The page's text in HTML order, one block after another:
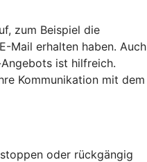
zum Beispiel die
Mail erhalten haben. Auch
ist hilfreich.
Kommunikation mit dem
oder rückgängig